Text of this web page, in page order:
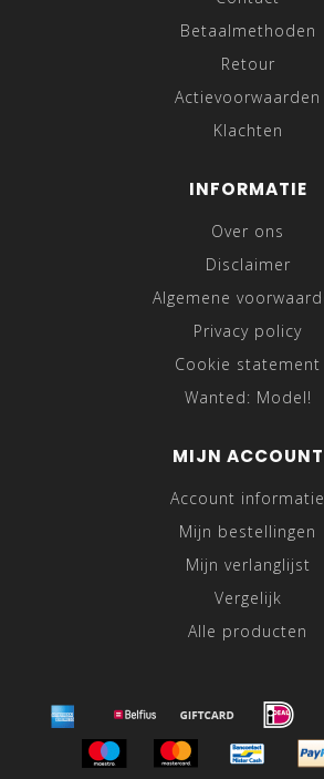
Betaalmethoden
Retour
Actievoorwaarden
Klachten
INFORMATIE
Over ons
Disclaimer
Algemene
Privacy policy
Cookie statement
Wanted: Model!
MIJN ACCOUNT
Account informatie
Mijn bestellingen
Mijn verlanglijst
Vergelijk
Alle producten